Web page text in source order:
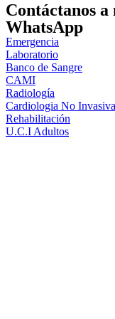
Contáctanos a
WhatsApp
Emergencia
Laboratorio
Banco de Sangre
CAMI
Radiología
Cardiologia No Invasiva
Rehabilitación
U.C.I Adultos